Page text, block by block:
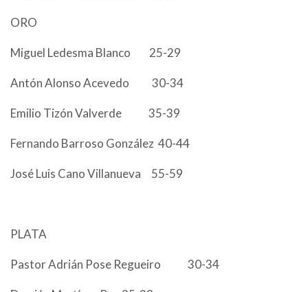
ORO
Miguel Ledesma Blanco 25-29
Antón Alonso Acevedo 30-34
Emilio Tizón Valverde 35-39
Fernando Barroso González 40-44
José Luis Cano Villanueva 55-59
PLATA
Pastor Adrián Pose Regueiro 30-34